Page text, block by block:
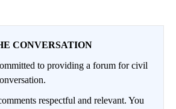
CONVERSATION
to providing a forum for civil
respectful and relevant. You